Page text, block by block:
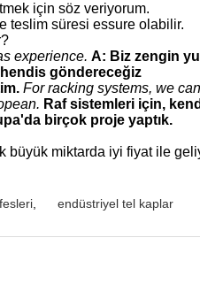
için söz veriyorum.
teslim süresi essure olabilir.
experience. A: Biz zengin
göndereceğiz
For racking systems, we
Raf sistemleri için,
birçok proje yaptık.
büyük miktarda iyi fiyat ile
endüstriyel tel kaplar